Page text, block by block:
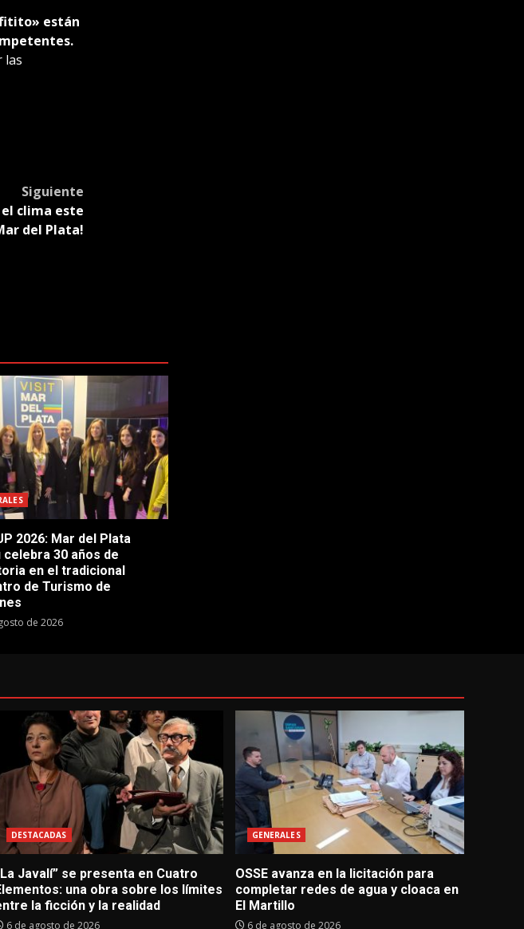
están
las
Siguiente
el clima este
del Plata!
2026: Mar del Plata
celebra 30 años de
en el tradicional
de Turismo de
de 2026
DESTACADAS
Javalí” se presenta en Cuatro
una obra sobre los límites
la ficción y la realidad
6 de agosto de 2026
GENERALES
OSSE avanza en la licitación para
completar redes de agua y cloaca en
El Martillo
6 de agosto de 2026